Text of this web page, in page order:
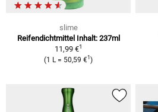
slime
Reifendichtmittel Inhalt: 237ml
11,99 €1
(1 L = 50,59 €1 )